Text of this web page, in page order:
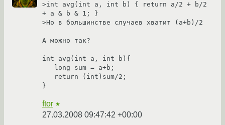
>int avg(int a, int b) { return a/2 + b/2
+ a & b & 1; }
>Но в большинстве случаев хватит (a+b)/2
А можно так?
int avg(int a, int b){
}
ftor ★
27.03.2008 09:47:42 +00:00